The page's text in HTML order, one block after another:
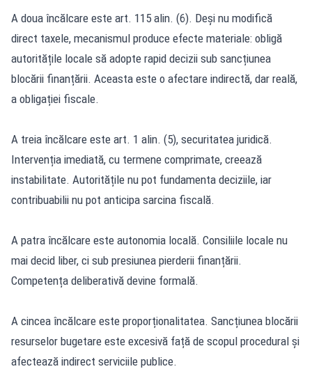
A doua încălcare este art. 115 alin. (6). Deși nu modifică
direct taxele, mecanismul produce efecte materiale: obligă
autoritățile locale să adopte rapid decizii sub sancțiunea
blocării finanțării. Aceasta este o afectare indirectă, dar reală,
a obligației fiscale.
A treia încălcare este art. 1 alin. (5), securitatea juridică.
Intervenția imediată, cu termene comprimate, creează
instabilitate. Autoritățile nu pot fundamenta deciziile, iar
contribuabilii nu pot anticipa sarcina fiscală.
A patra încălcare este autonomia locală. Consiliile locale nu
mai decid liber, ci sub presiunea pierderii finanțării.
Competența deliberativă devine formală.
A cincea încălcare este proporționalitatea. Sancțiunea blocării
resurselor bugetare este excesivă față de scopul procedural și
afectează indirect serviciile publice.